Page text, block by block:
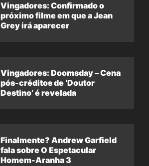
Vingadores: Confirmado o
próximo filme em que a Jean
Grey irá aparecer
Vingadores: Doomsday – Cena
pós-créditos de ‘Doutor
Destino’ é revelada
Finalmente? Andrew Garfield
fala sobre O Espetacular
Homem-Aranha 3